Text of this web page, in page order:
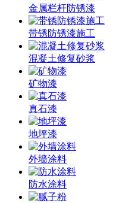
金属栏杆防锈漆
带锈防锈漆施工
混凝土修复砂浆
矿物漆
真石漆
地坪漆
外墙涂料
防水涂料